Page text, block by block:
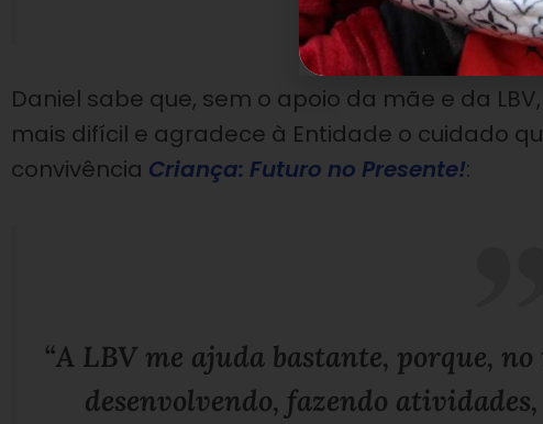
Daniel sabe que, sem o apoio da mãe e da
mais difícil e agradece à Entidade o cuidado
convivência Criança: Futuro no Presente!:
“A LBV me ajuda bastante, porque,
desenvolvendo, fazendo